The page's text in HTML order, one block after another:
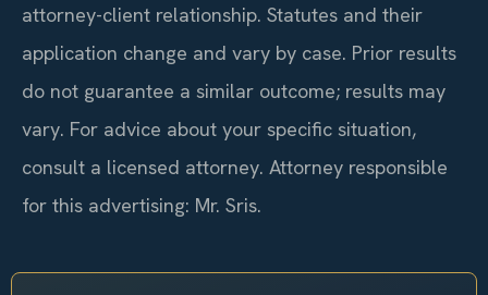
attorney-client relationship. Statutes and their
application change and vary by case. Prior results
do not guarantee a similar outcome; results may
vary. For advice about your specific situation,
consult a licensed attorney. Attorney responsible
for this advertising: Mr. Sris.